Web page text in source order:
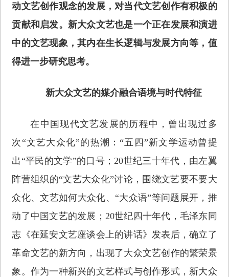
动文艺创作观念的发展，对当代文艺创作有积极的
贡献和启发。新大众文艺也是一个正在发展和演进
中的文艺现象，其内在生长逻辑与发展方向等，值
得进一步研究思考。
新大众文艺的媒介融合语境与时代特征
在中国现代文艺发展的历程中，曾出现过多
次“文艺大众化”的热潮：“五四”新文学运动曾提
出“平民的文学”的口号；20世纪三十年代，由左翼
阵营组织的“文艺大众化”讨论，围绕文艺要不要大
众化、文艺如何大众化、“大众语”等问题展开，推
动了中国文艺的发展；20世纪四十年代，毛泽东同
志《在延安文艺座谈会上的讲话》发表后，确立了
革命文艺的新方向，出现了大众文艺创作的繁荣景
象。作为一种新兴的文艺样式与创作形式，新大众